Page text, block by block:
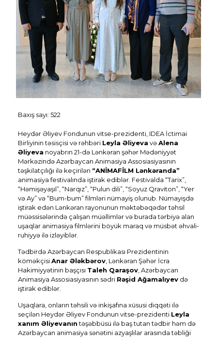
Baxış sayı: 522
Heydər Əliyev Fondunun vitse-prezidenti, IDEA İctimai
Birliyinin təsisçisi və rəhbəri Leyla Əliyeva vəAlena
Əliyeva noyabrın 21-də Lənkəran şəhər Mədəniyyət
Mərkəzində Azərbaycan Animasiya Assosiasiyasının
təşkilatçılığı ilə keçirilən “ANİMAFİLM Lənkəranda”
animasiya festivalında iştirak ediblər. Festivalda “Tarix”,
“Həmişəyaşıl”, “Narqız”, “Pulun dili”, “Soyuz Qraviton”, “Yer
və Ay” və “Bum-bum” filmləri nümayiş olunub. Nümayişdə
iştirak edən Lənkəran rayonunun məktəbəqədər təhsil
müəssisələrində çalışan müəllimlər və burada tərbiyə alan
uşaqlar animasiya filmlərini böyük maraq və müsbət əhvali-
ruhiyyə ilə izləyiblər.
Tədbirdə Azərbaycan Respublikası Prezidentinin
köməkçisiAnar Ələkbərov, Lənkəran Şəhər İcra
Hakimiyyətinin başçısı Taleh Qaraşov, Azərbaycan
Animasiya Assosiasiyasının sədri Rəşid Ağamalıyevdə
iştirak ediblər.
Uşaqlara, onların təhsili və inkişafına xüsusi diqqəti ilə
seçilən Heydər Əliyev Fondunun vitse-prezidenti Leyla
xanım Əliyevanıntəşəbbüsü ilə baş tutan tədbir həm də
Azərbaycan animasiya sənətini azyaşlılar arasında təbliği